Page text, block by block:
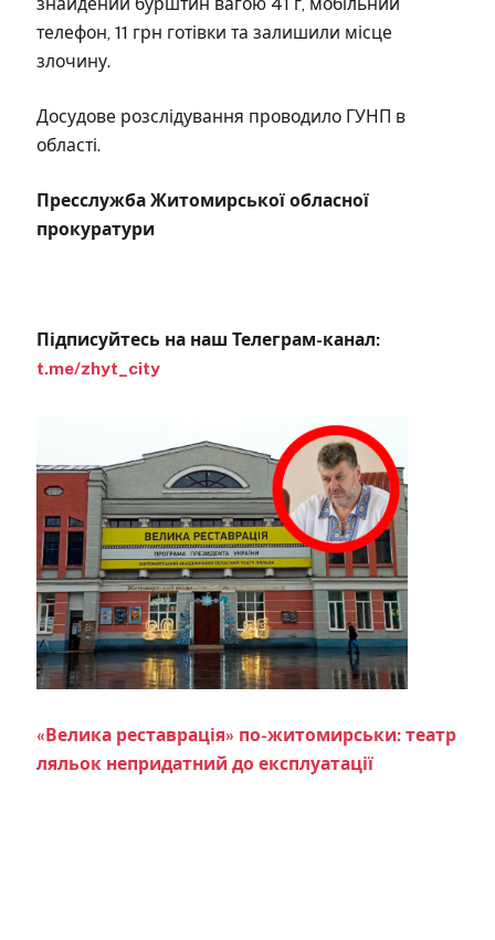
телефон, 11 грн готівки та залишили місце
злочину.
Досудове розслідування проводило ГУНП в
області.
Пресслужба Житомирської обласної
прокуратури
Підписуйтесь на наш Телеграм-канал:
t.me/zhyt_city
«Велика реставрація» по-житомирськи: театр
ляльок непридатний до експлуатації